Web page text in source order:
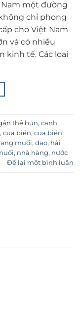
một đường
chỉ phong
cho Việt Nam
và có nhiều
kinh tế. Các loại
thẻ bún, canh,
, cua biển, cua biển
muối, dao, hải
, nhà hàng, nước
Để lại một bình luận